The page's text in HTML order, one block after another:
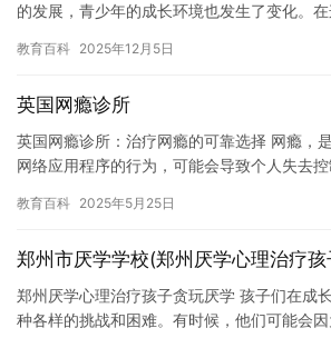
的发展，青少年的成长环境也发生了变化。
再加上…
教育百科 2025年12月5日
英国网瘾诊所
英国网瘾诊所：治疗网瘾的可靠选择 网瘾，
网络应用程序的行为，可能会导致个人失去控
者。英…
教育百科 2025年5月25日
郑州市厌学学校(郑州厌学心理治疗
郑州厌学心理治疗孩子贪玩厌学 孩子们在成
种各样的挑战和困难。有时候，他们可能会